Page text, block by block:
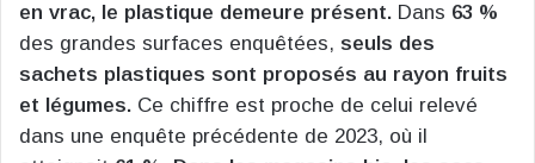
en vrac, le plastique demeure présent. Dans 63 %
des grandes surfaces enquêtées, seuls des
sachets plastiques sont proposés au rayon fruits
et légumes. Ce chiffre est proche de celui relevé
dans une enquête précédente de 2023, où il